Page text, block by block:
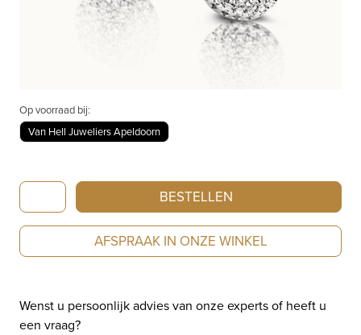
Op voorraad bij:
Van Hell Juweliers Apeldoorn
GioMio
Royal
oorhangers
aantal
BESTELLEN
AFSPRAAK IN ONZE WINKEL
Wenst u persoonlijk advies van onze experts of heeft u
een vraag?